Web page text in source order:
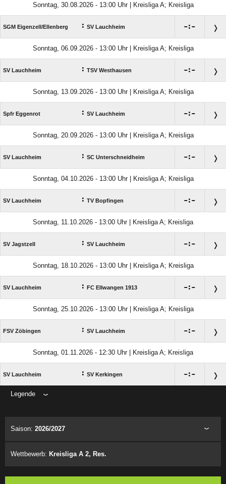
Sonntag, 30.08.2026 - 13:00 Uhr | Kreisliga A; Kreisliga
SGM Eigenzell/​Ellenberg : SV Lauchheim :
Sonntag, 06.09.2026 - 13:00 Uhr | Kreisliga A; Kreisliga
SV Lauchheim : TSV Westhausen :
Sonntag, 13.09.2026 - 13:00 Uhr | Kreisliga A; Kreisliga
Spfr Eggenrot : SV Lauchheim :
Sonntag, 20.09.2026 - 13:00 Uhr | Kreisliga A; Kreisliga
SV Lauchheim : SC Unterschneidheim :
Sonntag, 04.10.2026 - 13:00 Uhr | Kreisliga A; Kreisliga
SV Lauchheim : TV Bopfingen :
Sonntag, 11.10.2026 - 13:00 Uhr | Kreisliga A; Kreisliga
SV Jagstzell : SV Lauchheim :
Sonntag, 18.10.2026 - 13:00 Uhr | Kreisliga A; Kreisliga
SV Lauchheim : FC Ellwangen 1913 :
Sonntag, 25.10.2026 - 13:00 Uhr | Kreisliga A; Kreisliga
FSV Zöbingen : SV Lauchheim :
Sonntag, 01.11.2026 - 12:30 Uhr | Kreisliga A; Kreisliga
SV Lauchheim : SV Kerkingen :
Legende
Saison: 2026/2027
Wettbewerb: Kreisliga A 2, Res.